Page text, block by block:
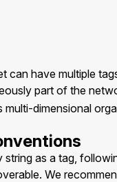
can have multiple
part of the
dimensional
string as a tag,
We